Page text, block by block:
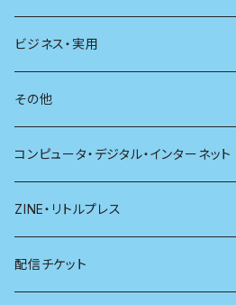
新潮
別冊太陽
科学
社会
哲学
医学
看護学
心理学
電子版（PDF）
歴史
地理
ビジネス・実用
雷鳥社辞典シリーズ
その他
珈琲
雑貨
コンピュータ・デジタル・インターネット
ZINE・リトルプレス
電子版（EPub）
配信チケット